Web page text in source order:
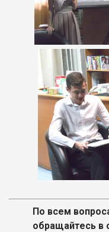
По всем
обращайтесь в